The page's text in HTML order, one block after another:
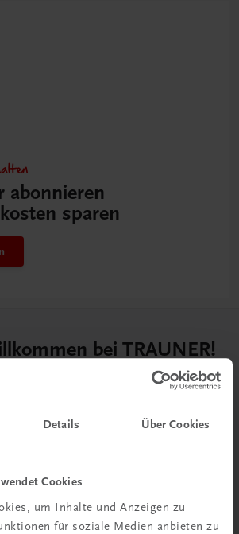
Details Über Cookies
Cookies
um Inhalte und Anzeigen zu
für soziale Medien anbieten zu
abonnieren
sparen
bei TRAUNER!
Familienunternehmen mit
für unsere Produkte.